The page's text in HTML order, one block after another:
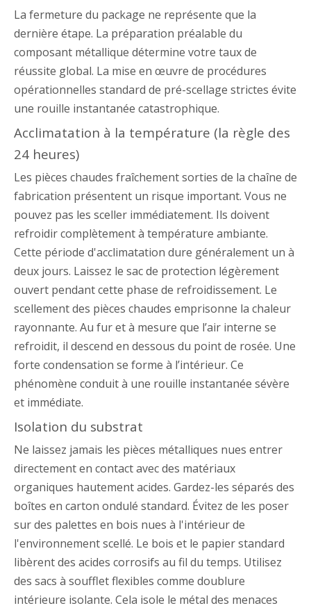
La fermeture du package ne représente que la
dernière étape. La préparation préalable du
composant métallique détermine votre taux de
réussite global. La mise en œuvre de procédures
opérationnelles standard de pré-scellage strictes évite
une rouille instantanée catastrophique.
Acclimatation à la température (la règle des
24 heures)
Les pièces chaudes fraîchement sorties de la chaîne de
fabrication présentent un risque important. Vous ne
pouvez pas les sceller immédiatement. Ils doivent
refroidir complètement à température ambiante.
Cette période d'acclimatation dure généralement un à
deux jours. Laissez le sac de protection légèrement
ouvert pendant cette phase de refroidissement. Le
scellement des pièces chaudes emprisonne la chaleur
rayonnante. Au fur et à mesure que l’air interne se
refroidit, il descend en dessous du point de rosée. Une
forte condensation se forme à l’intérieur. Ce
phénomène conduit à une rouille instantanée sévère
et immédiate.
Isolation du substrat
Ne laissez jamais les pièces métalliques nues entrer
directement en contact avec des matériaux
organiques hautement acides. Gardez-les séparés des
boîtes en carton ondulé standard. Évitez de les poser
sur des palettes en bois nues à l'intérieur de
l'environnement scellé. Le bois et le papier standard
libèrent des acides corrosifs au fil du temps. Utilisez
des sacs à soufflet flexibles comme doublure
intérieure isolante. Cela isole le métal des menaces